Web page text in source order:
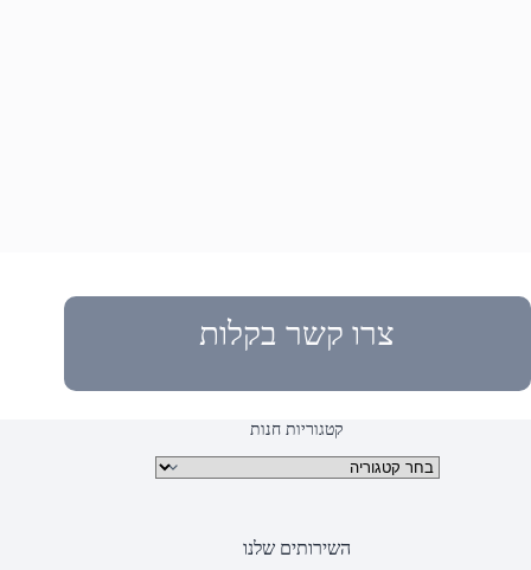
צרו קשר בקלות
קטגוריות חנות
קטגוריות מוצרים
השירותים שלנו